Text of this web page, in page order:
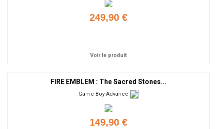
249,90 €
Voir le produit
FIRE EMBLEM : The Sacred Stones...
Game Boy Advance
149,90 €